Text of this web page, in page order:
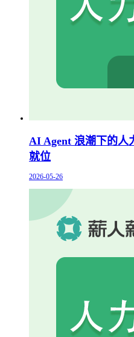
AI Agent 浪潮下的人
就位
2026-05-26